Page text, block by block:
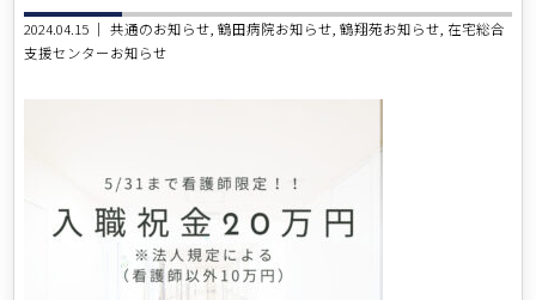
2024.04.15 ｜共通のお知らせ 鶴田病院お知らせ 鶴翔苑お知らせ 在宅総合
支援センターお知らせ